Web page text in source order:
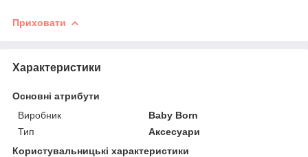
Приховати
Характеристики
Основні атрибути
Виробник
Baby Born
Тип
Аксесуари
Користувальницькі характеристики